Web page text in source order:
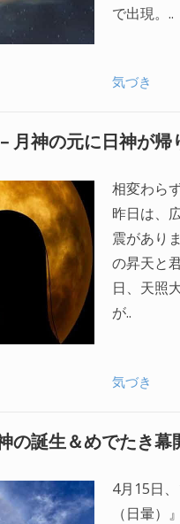
で出現。..
気づき
月神の元に日神が帰
相変わら
昨日は、
震があり
の昇天と
日、天照
が..
気づき
の誕生＆めでたき幕
4月15日
（日暈）